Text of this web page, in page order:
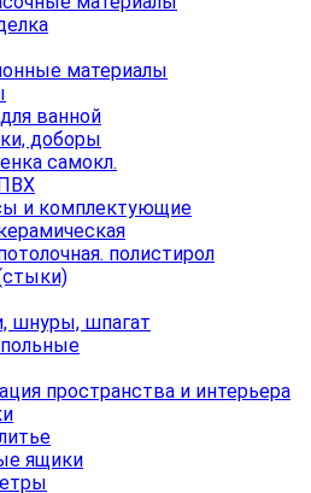
материалы
ванной
доборы
самокл.
и комплектующие
полистирол
шнуры, шпагат
пространства и интерьера
ящики